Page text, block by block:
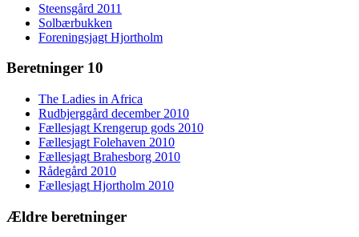
Steensgård 2011
Solbærbukken
Foreningsjagt Hjortholm
Beretninger 10
The Ladies in Africa
Rudbjerggård december 2010
Fællesjagt Krengerup gods 2010
Fællesjagt Folehaven 2010
Fællesjagt Brahesborg 2010
Rådegård 2010
Fællesjagt Hjortholm 2010
Ældre beretninger